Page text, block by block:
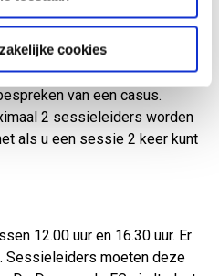
cookies
minimaal 15 minuten een
invult, bepaalt u zelf.
live Q&A, een
van een casus.
2 sessieleiders worden
als u een sessie 2 keer kunt
12.00 uur en 16.30 uur. Er
Sessieleiders moeten deze